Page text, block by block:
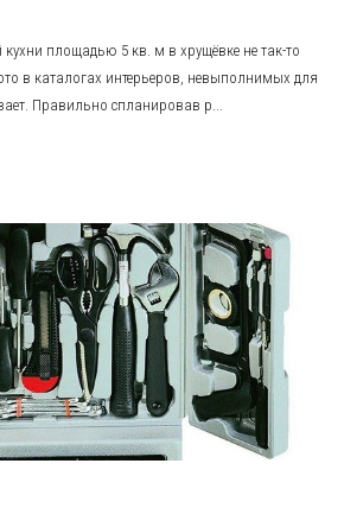
площадью 5 кв. м в хрущёвке не так-то
в каталогах интерьеров, невыполнимых для
Правильно спланировав р...